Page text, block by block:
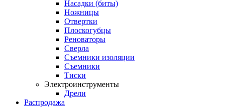
Насадки (биты)
Ножницы
Отвертки
Плоскогубцы
Реноваторы
Сверла
Съемники изоляции
Съемники
Тиски
Электроинструменты
Дрели
Распродажа